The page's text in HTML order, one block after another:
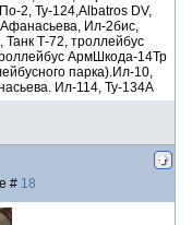
2, Ту-124,Albatros DV,
Ил-2бис,
Т-72, троллейбус
АрмШкода-14Тр
парка).Ил-10,
Ил-114, Ту-134А
# 18